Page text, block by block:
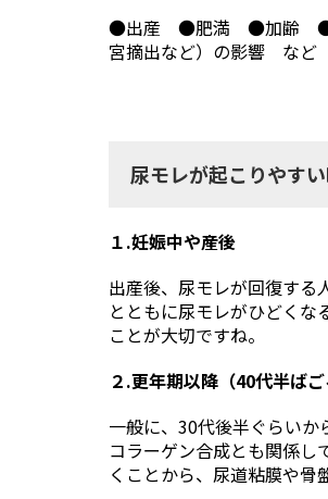
●出産 ●肥満 ●加齢 ●運
宮摘出など）の影響 など
尿モレが起こりやす
１.妊娠中や産後
出産後、尿モレが回復する
とともに尿モレがひどくな
ことが大切ですね。
２.更年期以降（40代半ばご
一般に、30代後半ぐらい
コラーゲン合成とも関係し
くことから、尿道粘膜や骨